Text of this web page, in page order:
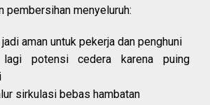
pembersihan menyeluruh:
aman untuk pekerja dan penghuni
potensi cedera karena puing
sirkulasi bebas hambatan